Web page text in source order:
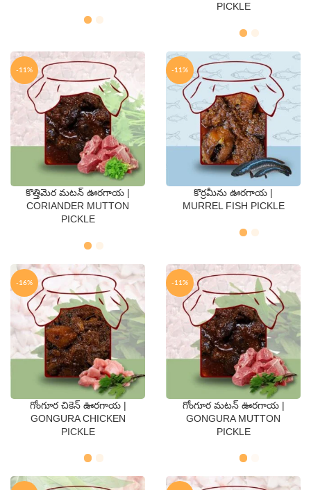
500 Gms
PICKLE
-11%
QTY
500 Gms
కొత్తిమెర మటన్ ఊరగాయ |
CORIANDER MUTTON
PICKLE
-11%
QTY
కొర్రమీను ఊరగాయ |
MURREL FISH PICKLE
-16%
QTY
500 Gms
గోంగూర చికెన్ ఊరగాయ |
GONGURA CHICKEN
PICKLE
-11%
QTY
500 Gms
గోంగూర మటన్ ఊరగాయ |
GONGURA MUTTON
PICKLE